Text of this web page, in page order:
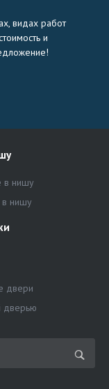
видах работ
и
в нишу
нишу
двери
дверью